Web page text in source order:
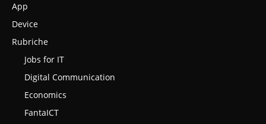
App
Device
Rubriche
Jobs for IT
Digital Communication
Economics
FantaICT